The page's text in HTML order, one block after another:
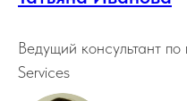
Ведущий консультант
Services